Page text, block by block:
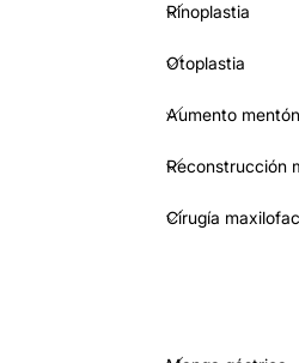
Rinoplastia
Otoplastia
Aumento mentón
Reconstrucción
Cirugía